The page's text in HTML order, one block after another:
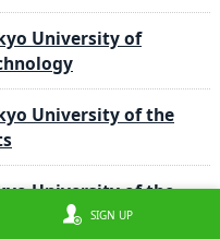
University of
University of the
University of the
SIGN UP